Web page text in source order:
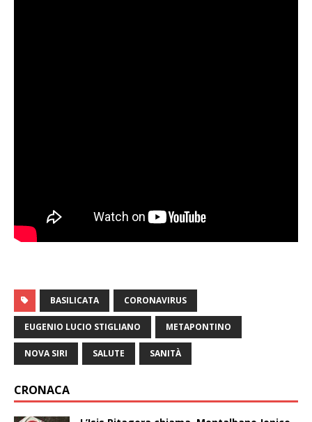
BASILICATA CORONAVIRUS
EUGENIO LUCIO STIGLIANO METAPONTINO
NOVA SIRI SALUTE SANITÀ
CRONACA